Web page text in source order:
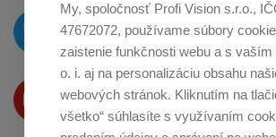
My, spoločnosť Profi Vision s.r.o.,
47672072, používame súbory
zaistenie funkčnosti webu a s vaším
o. i. aj na personalizáciu obsahu
webových stránok. Kliknutím na
všetko“ súhlasíte s využívaním
O novinkách píšeme
naTwitteri
Produkty Vám predstavujeme
na Youtube